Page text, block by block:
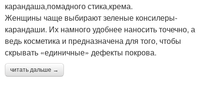
карандаша,помадного стика,крема.
Женщины чаще выбирают зеленые консилеры-
карандаши. Их намного удобнее наносить точечно, а
ведь косметика и предназначена для того, чтобы
скрывать «единичные» дефекты покрова.
читать дальше →